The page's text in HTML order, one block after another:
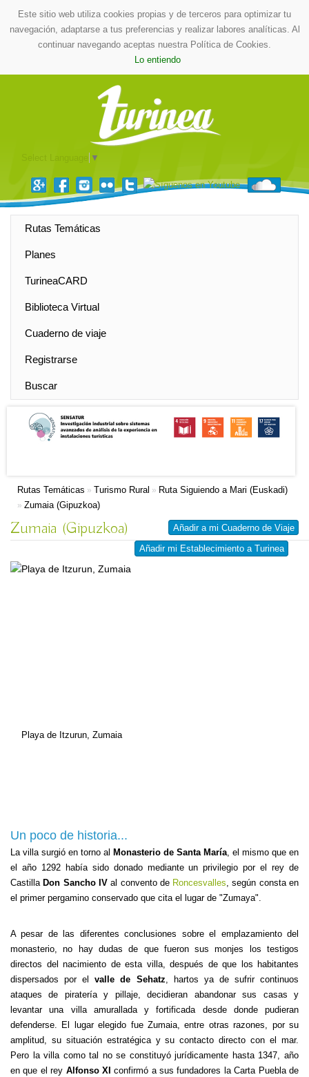
Este sitio web utiliza cookies propias y de terceros para optimizar tu
navegación, adaptarse a tus preferencias y realizar labores analíticas. Al
continuar navegando aceptas nuestra Política de Cookies.
Lo entiendo
▼
Rutas Temáticas
Planes
TurineaCARD
Biblioteca Virtual
Cuaderno de viaje
Registrarse
Buscar
Rutas Temáticas » Turismo Rural » Ruta Siguiendo a Mari (Euskadi)
» Zumaia (Gipuzkoa)
Añadir a mi Cuaderno de Viaje
Añadir mi Establecimiento a Turinea
Zumaia (Gipuzkoa)
Playa de Itzurun, Zumaia
Un poco de historia...
La villa surgió en torno al Monasterio de Santa María, el mismo que en
el año 1292 había sido donado mediante un privilegio por el rey de
Castilla Don Sancho IVal convento de Roncesvalles, según consta en
el primer pergamino conservado que cita el lugar de "Zumaya".
A pesar de las diferentes conclusiones sobre el emplazamiento del
monasterio, no hay dudas de que fueron sus monjes los testigos
directos del nacimiento de esta villa, después de que los habitantes
dispersados por elvalle de Sehatz, hartos ya de sufrir continuos
ataques de piratería y pillaje, decidieran abandonar sus casas y
levantar una villa amurallada y fortificada desde donde pudieran
defenderse. El lugar elegido fue Zumaia, entre otras razones, por su
amplitud, su situación estratégica y su contacto directo con el mar.
Pero la villa como tal no se constituyó jurídicamente hasta 1347, año
en que el rey Alfonso XI confirmó a sus fundadores la Carta Puebla de